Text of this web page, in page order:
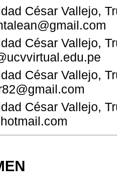
César Vallejo,
César Vallejo,
César Vallejo,
César Vallejo,